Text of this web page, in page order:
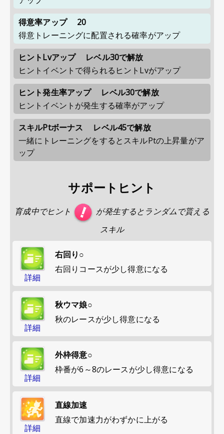
得意率アップ
20
得意トレーニングに配置される確率がアップ
ヒントLvアップ
レベル30で解放
ヒントイベントで得られるヒントLvがアップ
ヒント発生率アップ
レベル30で解放
ヒントイベントが発生する確率がアップ
スキルPtボーナス
レベル45で解放
一緒にトレーニングをするとスキルPtの上昇量がア
ップ
サポートヒント
育成中でヒント
が発生するとランダムで貰える
スキル
詳細
右回り○
右回りコースが少し得意になる
詳細
秋ウマ娘○
秋のレースが少し得意になる
詳細
外枠得意○
枠番が6～8のレースが少し得意になる
詳細
直線加速
直線で加速力がわずかに上がる